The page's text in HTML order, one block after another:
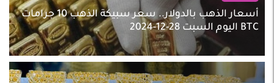
أسعار الذهب بالدولار.. سعر سبيكة الذهب 10 جرامات
BTC اليوم السبت 28-12-2024